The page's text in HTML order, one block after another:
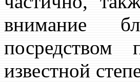
внимание
известной